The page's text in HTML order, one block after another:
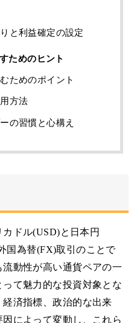
と利益確定の設定
ためのヒント
ためのポイント
方法
の習慣と心構え
ドル(USD)と日本円
国為替(FX)取引のことで
動性が高い通貨ペアの一
て魅力的な投資対象とな
済指標、政治的な出来
によって変動し、これら